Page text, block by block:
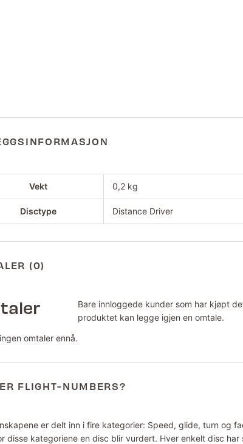
Vekt 0,2 kg
Disctype Distance Driver
(0)
omtaler ennå.
Bare innloggede kunder som har kjøpt
produktet kan legge igjen en omtale.
FLIGHT-NUMBERS?
er delt inn i fire kategorier: Speed, glide, turn og
disse kategoriene en disc blir vurdert. Hver enkelt disc har